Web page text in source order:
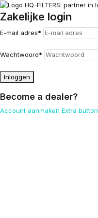
Zakelijke login
E-mail adres*
Wachtwoord*
Inloggen
Become a dealer?
Account aanmaken Extra button